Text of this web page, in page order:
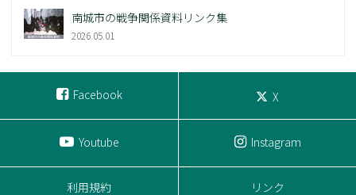
南城市の戦争関係資料リンク集
2026.05.01
Facebook X
Youtube Instagram
利用規約 リンク